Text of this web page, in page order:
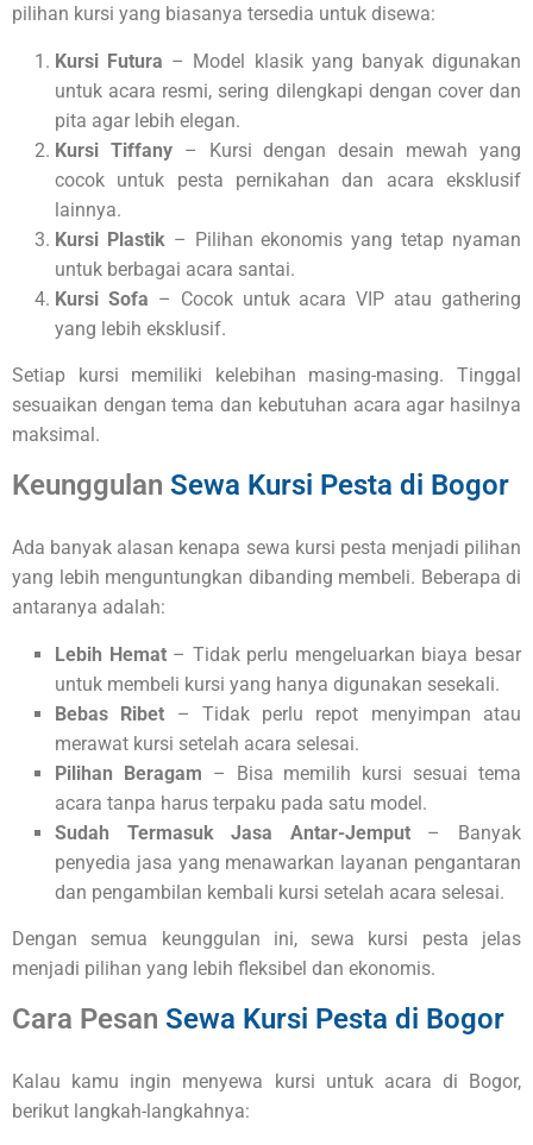
pilihan kursi yang biasanya tersedia untuk disewa:
Kursi Futura – Model klasik yang banyak digunakan
untuk acara resmi, sering dilengkapi dengan cover dan
pita agar lebih elegan.
Kursi Tiffany– Kursi dengan desain mewah yang
cocok untuk pesta pernikahan dan acara eksklusif
lainnya.
Kursi Plastik – Pilihan ekonomis yang tetap nyaman
untuk berbagai acara santai.
Kursi Sofa – Cocok untuk acara VIP atau gathering
yang lebih eksklusif.
Setiap kursi memiliki kelebihan masing-masing. Tinggal
sesuaikan dengan tema dan kebutuhan acara agar hasilnya
maksimal.
Keunggulan Sewa Kursi Pesta di Bogor
Ada banyak alasan kenapa sewa kursi pesta menjadi pilihan
yang lebih menguntungkan dibanding membeli. Beberapa di
antaranya adalah:
Lebih Hemat– Tidak perlu mengeluarkan biaya besar
untuk membeli kursi yang hanya digunakan sesekali.
Bebas Ribet – Tidak perlu repot menyimpan atau
merawat kursi setelah acara selesai.
Pilihan Beragam – Bisa memilih kursi sesuai tema
acara tanpa harus terpaku pada satu model.
Sudah Termasuk Jasa Antar-Jemput– Banyak
penyedia jasa yang menawarkan layanan pengantaran
dan pengambilan kembali kursi setelah acara selesai.
Dengan semua keunggulan ini, sewa kursi pesta jelas
menjadi pilihan yang lebih fleksibel dan ekonomis.
Cara Pesan Sewa Kursi Pesta di Bogor
Kalau kamu ingin menyewa kursi untuk acara di Bogor,
berikut langkah-langkahnya: